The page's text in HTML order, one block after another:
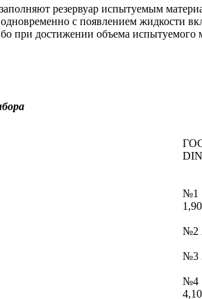
резервуар испытуемым
с появлением жидкости
при достижении объема испытуемого
DIN
№1
№2
№3
№4